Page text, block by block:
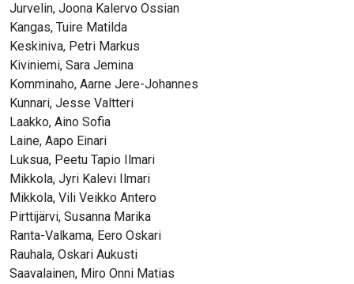
Jurvelin, Joona Kalervo Ossian
Kangas, Tuire Matilda
Keskiniva, Petri Markus
Kiviniemi, Sara Jemina
Komminaho, Aarne Jere-Johannes
Kunnari, Jesse Valtteri
Laakko, Aino Sofia
Laine, Aapo Einari
Luksua, Peetu Tapio Ilmari
Mikkola, Jyri Kalevi Ilmari
Mikkola, Vili Veikko Antero
Pirttijärvi, Susanna Marika
Ranta-Valkama, Eero Oskari
Rauhala, Oskari Aukusti
Saavalainen, Miro Onni Matias